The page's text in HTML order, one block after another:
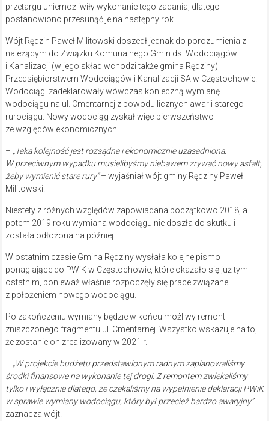
przetargu uniemożliwiły wykonanie tego zadania, dlatego
postanowiono przesunąć je na następny rok.
Wójt Rędzin Paweł Militowski doszedł jednak do porozumienia z
należącym do Związku Komunalnego Gmin ds. Wodociągów
i Kanalizacji (w jego skład wchodzi także gmina Rędziny)
Przedsiębiorstwem Wodociągów i Kanalizacji SA w Częstochowie.
Wodociągi zadeklarowały wówczas konieczną wymianę
wodociągu na ul. Cmentarnej z powodu licznych awarii starego
rurociągu. Nowy wodociąg zyskał więc pierwszeństwo
ze względów ekonomicznych.
– „Taka kolejność jest rozsądna i ekonomicznie uzasadniona.
W przeciwnym wypadku musielibyśmy niebawem zrywać nowy asfalt,
żeby wymienić stare rury”– wyjaśniał wójt gminy Rędziny Paweł
Militowski.
Niestety z różnych względów zapowiadana początkowo 2018, a
potem 2019 roku wymiana wodociągu nie doszła do skutku i
została odłożona na później.
W ostatnim czasie Gmina Rędziny wysłała kolejne pismo
ponaglające do PWiK w Częstochowie, które okazało się już tym
ostatnim, ponieważ właśnie rozpoczęły się prace związane
z położeniem nowego wodociągu.
Po zakończeniu wymiany będzie w końcu możliwy remont
zniszczonego fragmentu ul. Cmentarnej. Wszystko wskazuje na to,
że zostanie on zrealizowany w 2021 r.
– „W projekcie budżetu przedstawionym radnym zaplanowaliśmy
środki finansowe na wykonanie tej drogi. Z remontem zwlekaliśmy
tylko i wyłącznie dlatego, że czekaliśmy na wypełnienie deklaracji PWiK
w sprawie wymiany wodociągu, który był przecież bardzo awaryjny”–
zaznacza wójt.